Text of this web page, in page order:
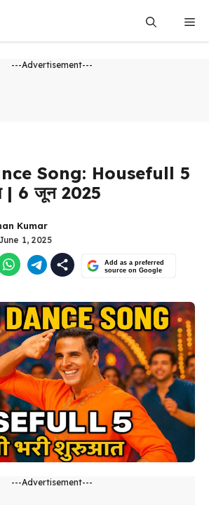
---Advertisement---
Song: Housefull 5
| 6 जून 2025
Kumar
June 1, 2025
Add as a preferred
source on Google
---Advertisement---